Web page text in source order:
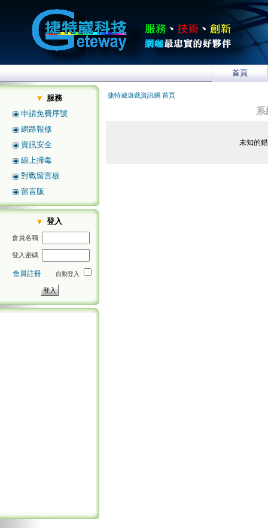
首頁
服務
申請免費序號
網路報修
資訊安全
線上掃毒
對戰留言板
留言版
登入
會員名稱
登入密碼
會員註冊 自動登入
捷特崴遊戲資訊網 首頁
未知的